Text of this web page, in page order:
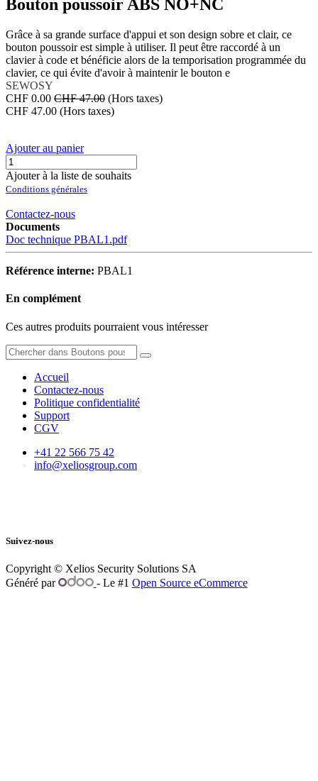
Bouton poussoir ABS NO+NC
Grâce à sa grande surface d'appui et son design sobre et clair, ce
bouton poussoir est simple à utiliser. Il peut être raccordé à un
clavier à code et bénéficie alors de la temporisation programmée du
clavier, ce qui évite d'avoir à maintenir le bouton e
SEWOSY
CHF 0.00 CHF47.00 (Hors taxes)
CHF 47.00 (Hors taxes)
Ajouter au panier
Ajouter à la liste de souhaits
Conditions générales
Contactez-nous
Documents
Doc technique PBAL1.pdf
Référence interne: PBAL1
En complément
Ces autres produits pourraient vous intéresser
Accueil
Contactez-nous
Politique confidentialité
Support
CGV
+41 22 566 75 42
info@xeliosgroup.com
Suivez-nous
Copyright © Xelios Security Solutions SA
Généré par
- Le #1 Open Source eCommerce